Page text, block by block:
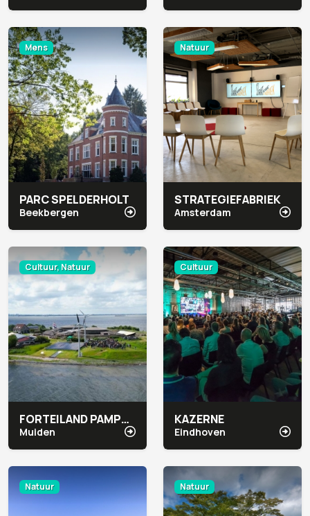
Mens
PARC SPELDERHOLT
Beekbergen
Natuur
STRATEGIEFABRIEK
Amsterdam
Cultuur, Natuur
FORTEILAND PAMPUS
Muiden
Cultuur
KAZERNE
Eindhoven
Natuur Natuur